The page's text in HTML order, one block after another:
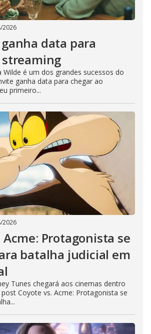
2026
data para
streaming
Wilde é um dos grandes sucessos do
ganha data para chegar ao
primeiro...
2026
Acme: Protagonista se
batalha judicial em
Tunes chegará aos cinemas dentro
Coyote vs. Acme: Protagonista se